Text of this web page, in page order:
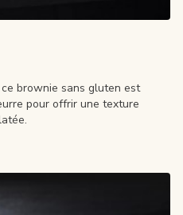
panier
brownie sans gluten est
pour offrir une texture